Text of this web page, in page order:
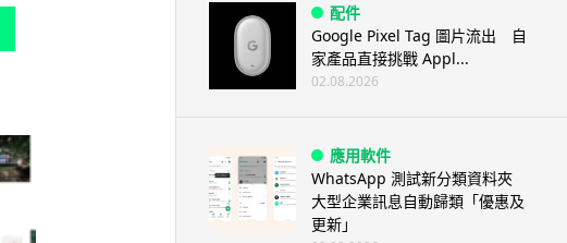
配件
Google Pixel Tag 圖片流出 自
家產品直接挑戰 Appl...
02.08.2026
應用軟件
WhatsApp 測試新分類資料夾
大型企業訊息自動歸類「優惠及
更新」